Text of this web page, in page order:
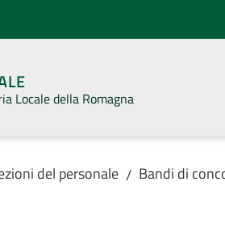
Locale della Romagna
del personale / Bandi di